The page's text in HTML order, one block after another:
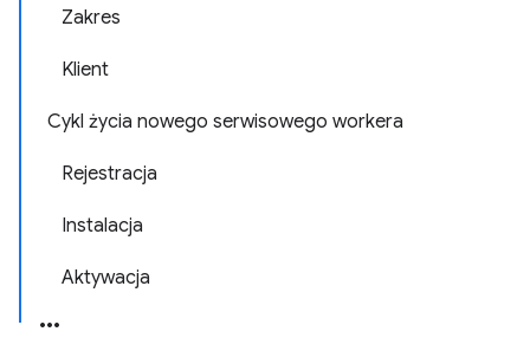
Zakres
Klient
Cykl życia nowego serwisowego workera
Rejestracja
Instalacja
Aktywacja